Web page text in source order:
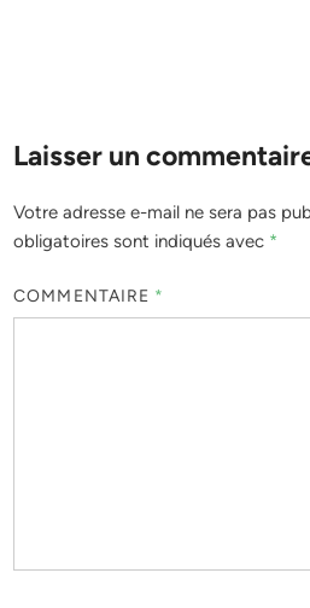
Laisser un
Votre adresse e-mail ne sera pas
obligatoires sont indiqués avec *
COMMENTAIRE *